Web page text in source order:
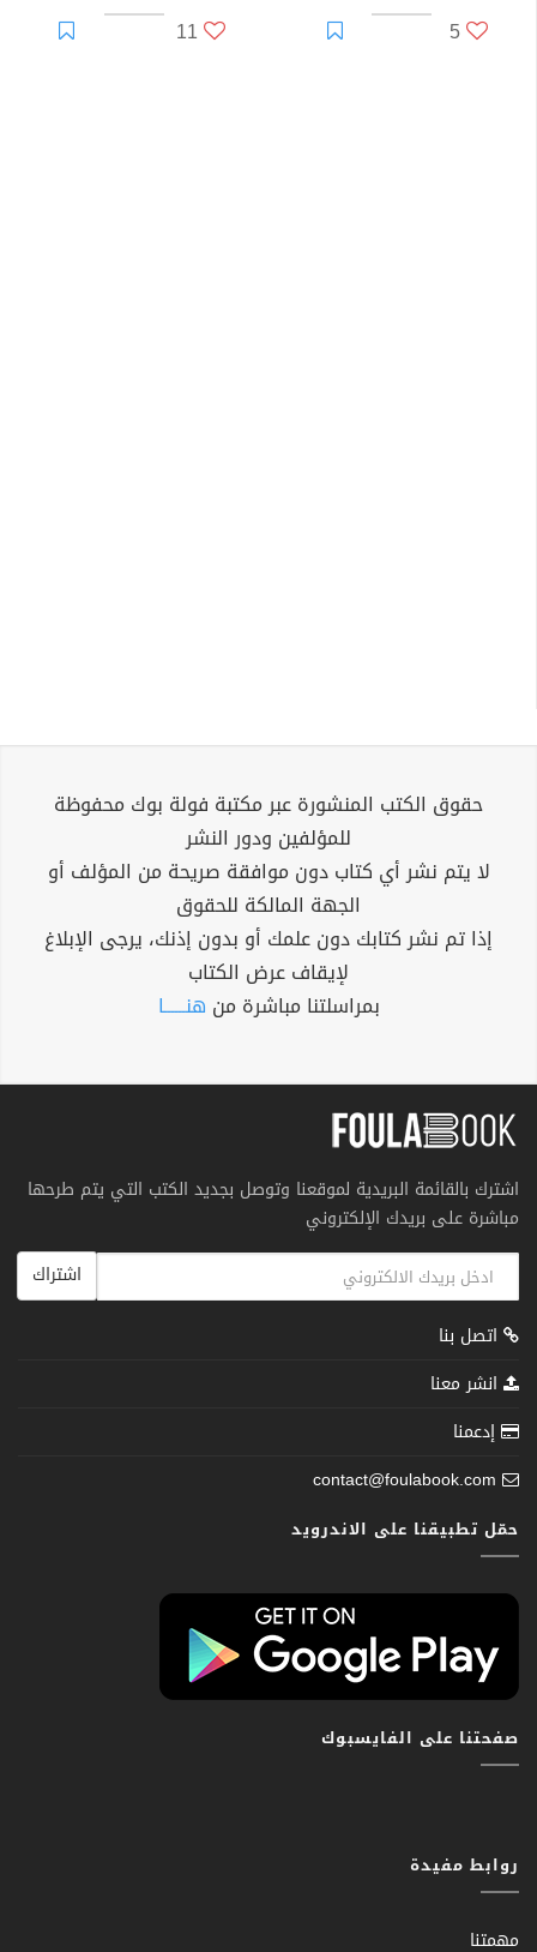
5
11
حقوق الكتب المنشورة عبر مكتبة فولة بوك محفوظة
للمؤلفين ودور النشر
لا يتم نشر أي كتاب دون موافقة صريحة من المؤلف أو
الجهة المالكة للحقوق
إذا تم نشر كتابك دون علمك أو بدون إذنك، يرجى الإبلاغ
لإيقاف عرض الكتاب
بمراسلتنا مباشرة من هنــــــا
اشترك بالقائمة البريدية لموقعنا وتوصل بجديد الكتب التي يتم طرحها
مباشرة على بريدك الإلكتروني
اشتراك
اتصل بنا
انشر معنا
إدعمنا
contact@foulabook.com
حمّل تطبيقنا على الاندرويد
صفحتنا على الفايسبوك
روابط مفيدة
مهمتنا